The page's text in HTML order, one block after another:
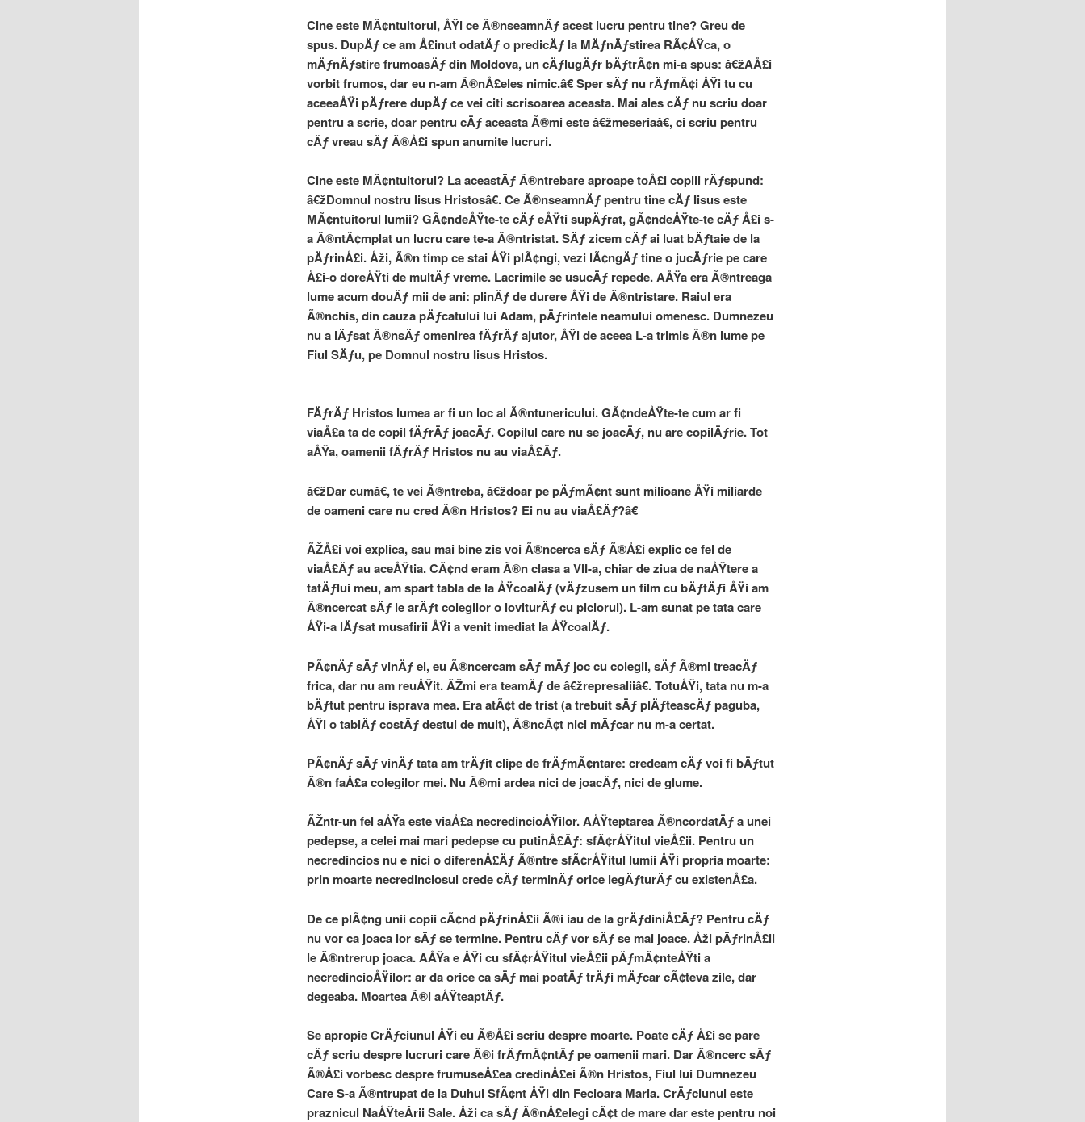
Cine este MÃ¢ntuitorul, ÅŸi ce Ã®nseamnÄƒ acest lucru pentru tine? Greu de
spus. DupÄƒ ce am Å£inut odatÄƒ o predicÄƒ la MÄƒnÄƒstirea RÃ¢ÅŸca, o
mÄƒnÄƒstire frumoasÄƒ din Moldova, un cÄƒlugÄƒr bÄƒtrÃ¢n mi-a spus: â€žAÅ£i
vorbit frumos, dar eu n-am Ã®nÅ£eles nimic.â€ Sper sÄƒ nu rÄƒmÃ¢i ÅŸi tu cu
aceeaÅŸi pÄƒrere dupÄƒ ce vei citi scrisoarea aceasta. Mai ales cÄƒ nu scriu doar
pentru a scrie, doar pentru cÄƒ aceasta Ã®mi este â€žmeseriaâ€, ci scriu pentru
cÄƒ vreau sÄƒ Ã®Å£i spun anumite lucruri.
Cine este MÃ¢ntuitorul? La aceastÄƒ Ã®ntrebare aproape toÅ£i copiii rÄƒspund:
â€žDomnul nostru Iisus Hristosâ€. Ce Ã®nseamnÄƒ pentru tine cÄƒ Iisus este
MÃ¢ntuitorul lumii? GÃ¢ndeÅŸte-te cÄƒ eÅŸti supÄƒrat, gÃ¢ndeÅŸte-te cÄƒ Å£i s-
a Ã®ntÃ¢mplat un lucru care te-a Ã®ntristat. SÄƒ zicem cÄƒ ai luat bÄƒtaie de la
pÄƒrinÅ£i. Åži, Ã®n timp ce stai ÅŸi plÃ¢ngi, vezi lÃ¢ngÄƒ tine o jucÄƒrie pe care
Å£i-o doreÅŸti de multÄƒ vreme. Lacrimile se usucÄƒ repede. AÅŸa era Ã®ntreaga
lume acum douÄƒ mii de ani: plinÄƒ de durere ÅŸi de Ã®ntristare. Raiul era
Ã®nchis, din cauza pÄƒcatului lui Adam, pÄƒrintele neamului omenesc. Dumnezeu
nu a lÄƒsat Ã®nsÄƒ omenirea fÄƒrÄƒ ajutor, ÅŸi de aceea L-a trimis Ã®n lume pe
Fiul SÄƒu, pe Domnul nostru Iisus Hristos.
FÄƒrÄƒ Hristos lumea ar fi un loc al Ã®ntunericului. GÃ¢ndeÅŸte-te cum ar fi
viaÅ£a ta de copil fÄƒrÄƒ joacÄƒ. Copilul care nu se joacÄƒ, nu are copilÄƒrie. Tot
aÅŸa, oamenii fÄƒrÄƒ Hristos nu au viaÅ£Äƒ.
â€žDar cumâ€, te vei Ã®ntreba, â€ždoar pe pÄƒmÃ¢nt sunt milioane ÅŸi miliarde
de oameni care nu cred Ã®n Hristos? Ei nu au viaÅ£Äƒ?â€
ÃŽÅ£i voi explica, sau mai bine zis voi Ã®ncerca sÄƒ Ã®Å£i explic ce fel de
viaÅ£Äƒ au aceÅŸtia. CÃ¢nd eram Ã®n clasa a VII-a, chiar de ziua de naÅŸtere a
tatÄƒlui meu, am spart tabla de la ÅŸcoalÄƒ (vÄƒzusem un film cu bÄƒtÄƒi ÅŸi am
Ã®ncercat sÄƒ le arÄƒt colegilor o loviturÄƒ cu piciorul). L-am sunat pe tata care
ÅŸi-a lÄƒsat musafirii ÅŸi a venit imediat la ÅŸcoalÄƒ.
PÃ¢nÄƒ sÄƒ vinÄƒ el, eu Ã®ncercam sÄƒ mÄƒ joc cu colegii, sÄƒ Ã®mi treacÄƒ
frica, dar nu am reuÅŸit. ÃŽmi era teamÄƒ de â€žrepresaliiâ€. TotuÅŸi, tata nu m-a
bÄƒtut pentru isprava mea. Era atÃ¢t de trist (a trebuit sÄƒ plÄƒteascÄƒ paguba,
ÅŸi o tablÄƒ costÄƒ destul de mult), Ã®ncÃ¢t nici mÄƒcar nu m-a certat.
PÃ¢nÄƒ sÄƒ vinÄƒ tata am trÄƒit clipe de frÄƒmÃ¢ntare: credeam cÄƒ voi fi bÄƒtut
Ã®n faÅ£a colegilor mei. Nu Ã®mi ardea nici de joacÄƒ, nici de glume.
ÃŽntr-un fel aÅŸa este viaÅ£a necredincioÅŸilor. AÅŸteptarea Ã®ncordatÄƒ a unei
pedepse, a celei mai mari pedepse cu putinÅ£Äƒ: sfÃ¢rÅŸitul vieÅ£ii. Pentru un
necredincios nu e nici o diferenÅ£Äƒ Ã®ntre sfÃ¢rÅŸitul lumii ÅŸi propria moarte:
prin moarte necredinciosul crede cÄƒ terminÄƒ orice legÄƒturÄƒ cu existenÅ£a.
De ce plÃ¢ng unii copii cÃ¢nd pÄƒrinÅ£ii Ã®i iau de la grÄƒdiniÅ£Äƒ? Pentru cÄƒ
nu vor ca joaca lor sÄƒ se termine. Pentru cÄƒ vor sÄƒ se mai joace. Åži pÄƒrinÅ£ii
le Ã®ntrerup joaca. AÅŸa e ÅŸi cu sfÃ¢rÅŸitul vieÅ£ii pÄƒmÃ¢nteÅŸti a
necredincioÅŸilor: ar da orice ca sÄƒ mai poatÄƒ trÄƒi mÄƒcar cÃ¢teva zile, dar
degeaba. Moartea Ã®i aÅŸteaptÄƒ.
Se apropie CrÄƒciunul ÅŸi eu Ã®Å£i scriu despre moarte. Poate cÄƒ Å£i se pare
cÄƒ scriu despre lucruri care Ã®i frÄƒmÃ¢ntÄƒ pe oamenii mari. Dar Ã®ncerc sÄƒ
Ã®Å£i vorbesc despre frumuseÅ£ea credinÅ£ei Ã®n Hristos, Fiul lui Dumnezeu
Care S-a Ã®ntrupat de la Duhul SfÃ¢nt ÅŸi din Fecioara Maria. CrÄƒciunul este
praznicul NaÅŸteÂ­rii Sale. Åži ca sÄƒ Ã®nÅ£elegi cÃ¢t de mare dar este pentru noi